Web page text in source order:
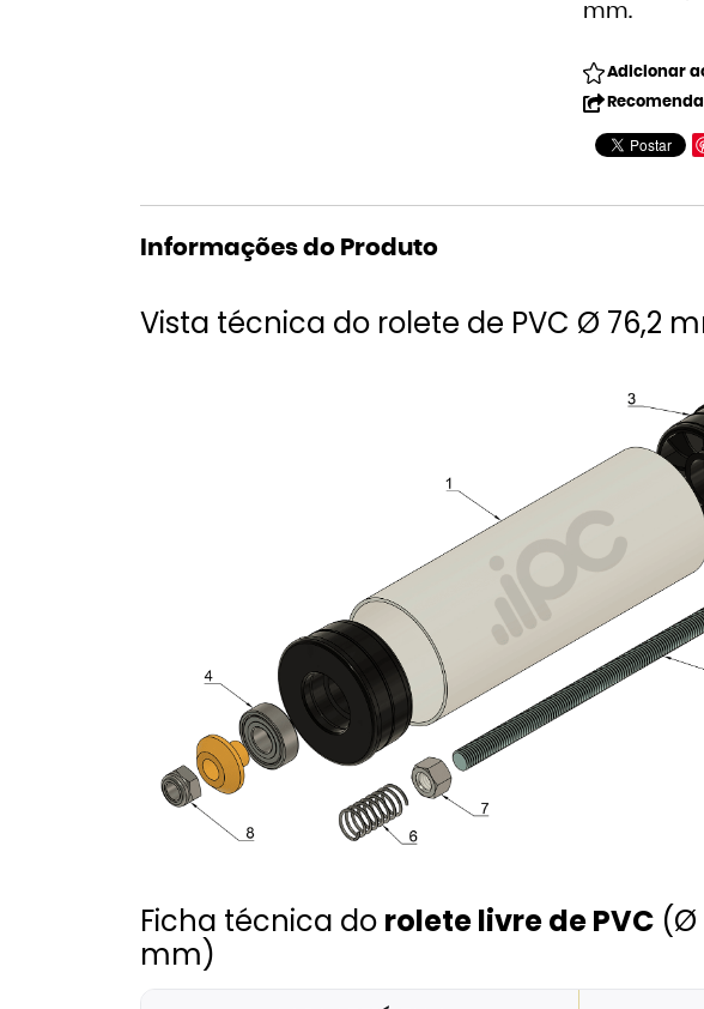
mm.
Adicionar
Informações do Produto
Vista técnica do rolete de PVC Ø 76,2
Ficha técnica do rolete livre de PVC (Ø
mm)